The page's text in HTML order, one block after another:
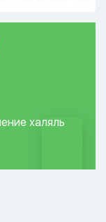
халяль